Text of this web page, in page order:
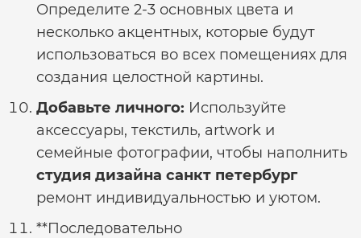
Определите 2-3 основных цвета и
несколько акцентных, которые будут
использоваться во всех помещениях для
создания целостной картины.
Добавьте личного: Используйте
аксессуары, текстиль, artwork и
семейные фотографии, чтобы наполнить
студия дизайна санкт петербург
ремонт индивидуальностью и уютом.
**Последовательно